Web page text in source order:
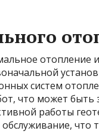
отопление
систем
что может быть
работы
что